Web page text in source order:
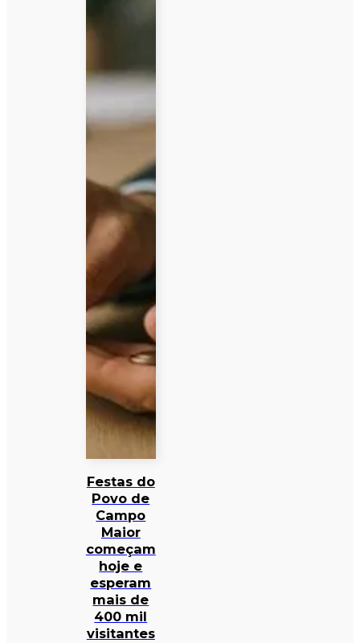
Festas do
Povo de
Campo
Maior
começam
hoje e
esperam
mais de
400 mil
visitantes